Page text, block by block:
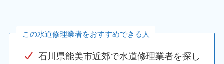
この水道修理業者をおすすめできる人
石川県能美市近郊で水道修理業者を探し